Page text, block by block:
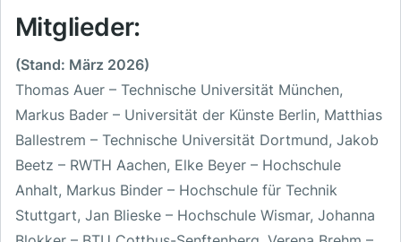
Mitglieder:
(Stand: März 2026)
Thomas Auer – Technische Universität München,
Markus Bader – Universität der Künste Berlin, Matthias
Ballestrem – Technische Universität Dortmund, Jakob
Beetz – RWTH Aachen, Elke Beyer – Hochschule
Anhalt, Markus Binder – Hochschule für Technik
Stuttgart, Jan Blieske – Hochschule Wismar, Johanna